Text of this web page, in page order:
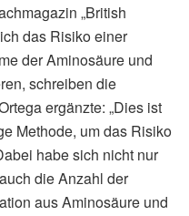
„British
das Risiko einer
der Aminosäure und
schreiben die
ergänzte: „Dies ist
Methode, um das Risiko
habe sich nicht nur
die Anzahl der
aus Aminosäure und